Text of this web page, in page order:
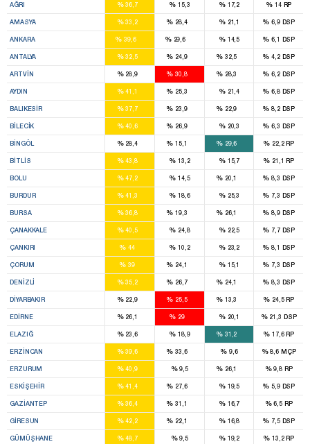
AĞRI %36,7 % 15,3 %17,2 %14 RP
AMASYA %33,2 % 28,4 %21,1 % 6,9 DSP
ANKARA % 39,6 %29,6 %14,5 % 6,1 DSP
ANTALYA %32,5 % 24,9 %32,5 % 4,2 DSP
ARTVIN %28,9 % 30,8 %28,3 % 6,2 DSP
AYDIN %41,1 % 25,3 %21,4 % 6,8 DSP
BALIKESIR %37,7 % 23,9 %22,9 % 8,2 DSP
BILECIK %40,6 % 26,9 %20,3 % 6,3 DSP
BINGÖL %28,4 % 15,1 %29,6 % 22,2RP
BITLIS %43,8 % 13,2 %15,7 % 21,1RP
BOLU %47,2 % 14,5 %20,1 % 8,3 DSP
BURDUR %41,3 % 18,6 %25,3 % 7,3 DSP
BURSA %36,8 % 19,3 %26,1 % 8,9 DSP
ÇANAKKALE %40,5 % 24,8 %22,5 % 7,7 DSP
ÇANKIRI % 44 % 10,2 %23,2 % 8,1 DSP
ÇORUM % 39 % 24,1 %15,1 % 7,3 DSP
DENIZLI %35,2 % 26,7 %24,1 % 8,3 DSP
DIYARBAKIR %22,9 % 25,5 %13,3 % 24,5RP
EDIRNE %26,1 % 29 %20,1 %21,3 DSP
ELAZIĞ %23,6 % 18,9 %31,2 % 17,6RP
ERZINCAN %39,6 % 33,6 % 9,6 %8,6MÇP
ERZURUM %40,9 %9,5 %26,1 %9,8 RP
ESKIŞEHIR %41,4 % 27,6 %19,5 % 5,9 DSP
GAZIANTEP %36,4 % 31,1 %16,7 %6,5 RP
GIRESUN %42,2 % 22,1 %16,8 % 7,5 DSP
GÜMÜŞHANE %48,7 %9,5 %19,2 % 13,2RP